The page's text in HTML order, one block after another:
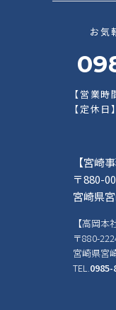
お気
【営業
【定休
【宮崎
〒880-
宮崎県
【高岡本
〒880-
宮崎県宮
TEL. 0985-